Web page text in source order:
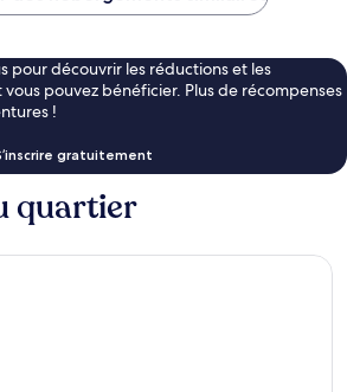
de
pour découvrir les réductions et les
pouvez bénéficier. Plus de récompenses
!
gratuitement
quartier